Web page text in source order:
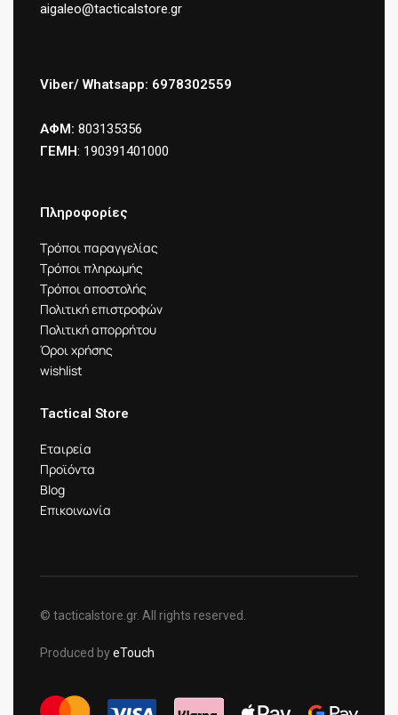
aigaleo@tacticalstore.gr
Viber/ Whatsapp: 6978302559
ΑΦΜ: 803135356
ΓΕΜΗ: 190391401000
Πληροφορίες
Τρόποι παραγγελίας
Τρόποι πληρωμής
Τρόποι αποστολής
Πολιτική επιστροφών
Πολιτική απορρήτου
Όροι χρήσης
wishlist
Tactical Store
Εταιρεία
Προϊόντα
Blog
Επικοινωνία
© tacticalstore.gr. All rights reserved.
Produced byeTouch